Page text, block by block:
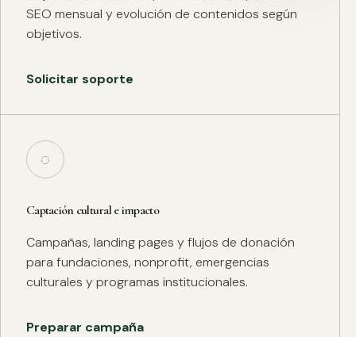
SEO mensual y evolución de contenidos según
objetivos.
Solicitar soporte
◌
Captación cultural e impacto
Campañas, landing pages y flujos de donación
para fundaciones, nonprofit, emergencias
culturales y programas institucionales.
Preparar campaña